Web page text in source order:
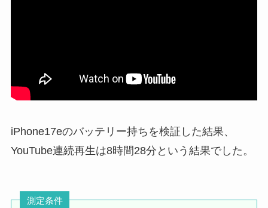
iPhone17eのバッテリー持ちを検証した結果、
YouTube連続再生は8時間28分という結果でした。
測定条件